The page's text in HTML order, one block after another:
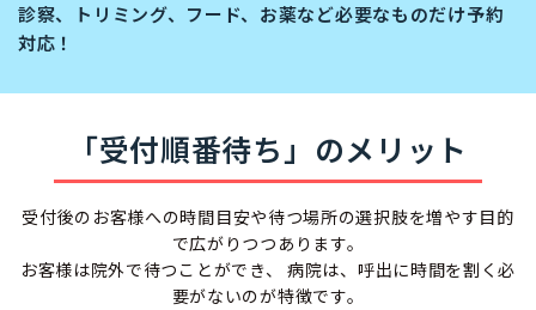
診察、トリミング、フード、お薬など必要なものだけ予約
対応！
「受付順番待ち」のメリット
受付後のお客様への時間目安や待つ場所の選択肢を増やす目的
で広がりつつあります。
お客様は院外で待つことができ、 病院は、呼出に時間を割く必
要がないのが特徴です。